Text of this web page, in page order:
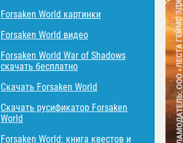
Forsaken World картинки
Forsaken World видео
Forsaken World War of Shadows
скачать бесплатно
Скачать Forsaken World
Скачать русификатор Forsaken
World
Forsaken World: книга квестов и